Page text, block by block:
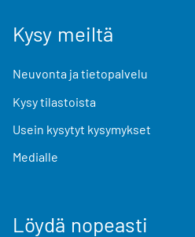
Kysy meiltä
Neuvonta ja tietopalvelu
Kysy tilastoista
Usein kysytyt kysymykset
Medialle
Löydä nopeasti